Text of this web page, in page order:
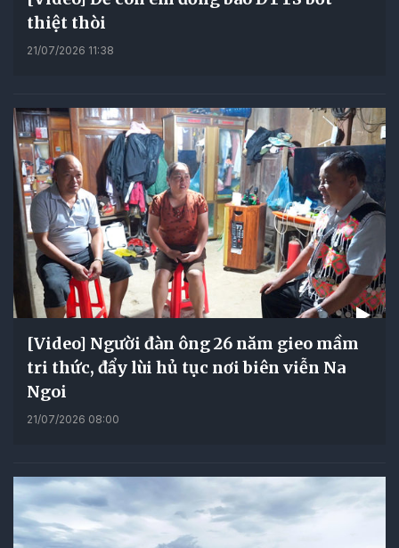
thiệt thòi
21/07/2026 11:38
[Video] Người đàn ông 26 năm gieo mầm
tri thức, đẩy lùi hủ tục nơi biên viễn Na
Ngoi
21/07/2026 08:00